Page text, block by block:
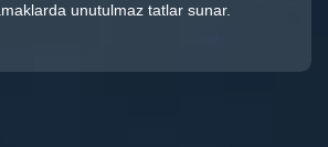
unutulmaz tatlar sunar.